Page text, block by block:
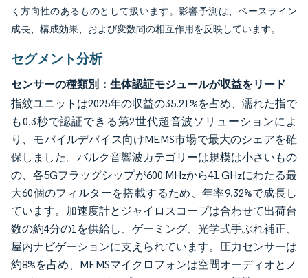
く方向性のあるものとして扱います。影響予測は、ベースライン
成長、構成効果、および変数間の相互作用を反映しています。
セグメント分析
センサーの種類別：生体認証モジュールが収益をリード
指紋ユニットは2025年の収益の35.21%を占め、濡れた指で
も0.3秒で認証できる第2世代超音波ソリューションによ
り、モバイルデバイス向けMEMS市場で最大のシェアを確
保しました。バルク音響波カテゴリーは規模は小さいもの
の、各5Gフラッグシップが600 MHzから41 GHzにわたる最
大60個のフィルターを搭載するため、年率9.32%で成長し
ています。加速度計とジャイロスコープは合わせて出荷台
数の約4分の1を供給し、ゲーミング、光学式手ぶれ補正、
屋内ナビゲーションに支えられています。圧力センサーは
約8%を占め、MEMSマイクロフォンは空間オーディオとノ